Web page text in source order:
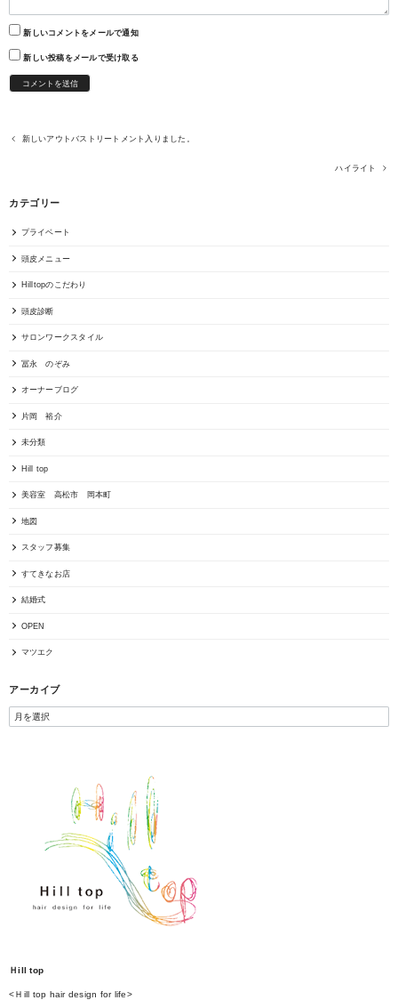
新しいコメントをメールで通知
新しい投稿をメールで受け取る
新しいアウトバストリートメント入りました。
ハイライト
カテゴリー
プライベート
頭皮メニュー
Hilltopのこだわり
頭皮診断
サロンワークスタイル
冨永 のぞみ
オーナーブログ
片岡 裕介
未分類
Hill top
美容室 高松市 岡本町
地図
スタッフ募集
すてきなお店
結婚式
OPEN
マツエク
アーカイブ
Ｈill top
<Ｈill top hair design for life>